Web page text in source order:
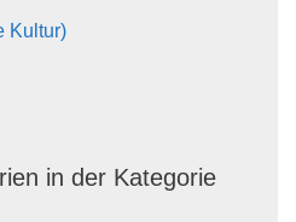
Kultur)
in der Kategorie